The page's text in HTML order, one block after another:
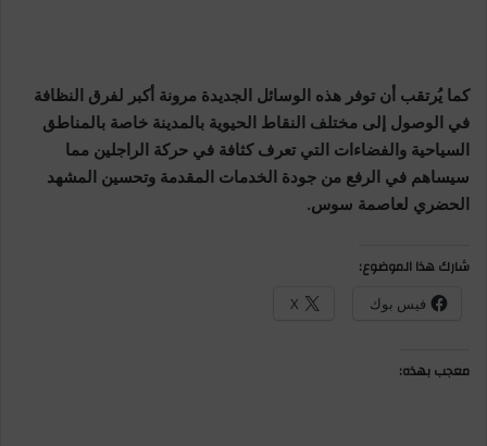
كما يُرتقب أن توفر هذه الوسائل الجديدة مرونة أكبر لفرق النظافة
في الوصول إلى مختلف النقاط الحيوية بالمدينة خاصة بالمناطق
السياحية والفضاءات التي تعرف كثافة في حركة الراجلين مما
سيساهم في الرفع من جودة الخدمات المقدمة وتحسين المشهد
الحضري لعاصمة سوس.
شارك هذا الموضوع:
فيس بوك X
معجب بهذه: